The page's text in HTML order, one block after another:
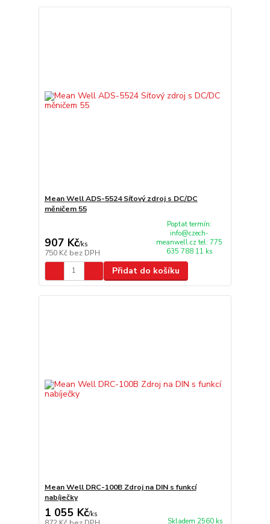
Mean Well ADS-5524 Síťový zdroj s DC/DC
měničem 55
907 Kč/ks
750 Kč bez DPH
Poptat termín:
info@czech-
meanwell.cz tel: 775
635 788 11 ks
Přidat do košíku
Mean Well DRC-100B Zdroj na DIN s funkcí
nabíječky
1 055 Kč/ks
Skladem 2560 ks